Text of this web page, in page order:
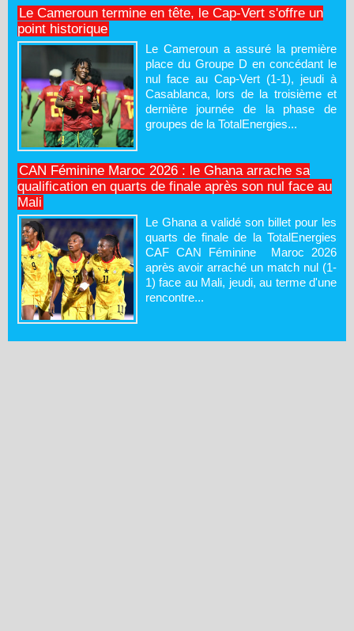
Le Cameroun termine en tête, le Cap-Vert s'offre un
point historique
Le Cameroun a assuré la première
place du Groupe D en concédant le
nul face au Cap-Vert (1-1), jeudi à
Casablanca, lors de la troisième et
dernière journée de la phase de
groupes de la TotalEnergies...
CAN Féminine Maroc 2026 : le Ghana arrache sa
qualification en quarts de finale après son nul face au
Mali
Le Ghana a validé son billet pour les
quarts de finale de la TotalEnergies
CAF CAN Féminine Maroc 2026
après avoir arraché un match nul (1-
1) face au Mali, jeudi, au terme d'une
rencontre...